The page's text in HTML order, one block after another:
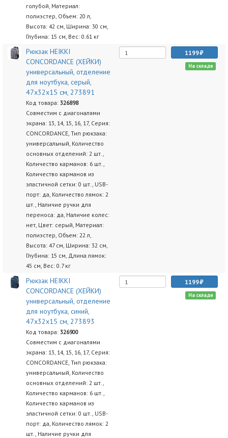
голубой, Материал:
полиэстер, Объем: 20 л,
Высота: 42 см, Ширина: 30 см,
Глубина: 15 см, Вес: 0.61 кг
Рюкзак HEIKKI
CONCORDANCE (ХЕЙКИ)
универсальный, отделение
для ноутбука, серый,
47x32x15 см, 273891
Код товара: 326898
Совместим с диагоналями
экрана: 13, 14, 15, 16, 17, Серия:
CONCORDANCE, Тип рюкзака:
универсальный, Количество
основных отделений: 2 шт.,
Количество карманов: 6 шт.,
Количество карманов из
эластичной сетки: 0 шт., USB-
порт: да, Количество лямок: 2
шт., Наличие ручки для
переноса: да, Наличие колес:
нет, Цвет: серый, Материал:
полиэстер, Объем: 22 л,
Высота: 47 см, Ширина: 32 см,
Глубина: 15 см, Длина лямок:
45 см, Вес: 0.7 кг
1199
На складе
Рюкзак HEIKKI
CONCORDANCE (ХЕЙКИ)
универсальный, отделение
для ноутбука, синий,
47x32x15 см, 273893
Код товара: 326900
Совместим с диагоналями
экрана: 13, 14, 15, 16, 17, Серия:
CONCORDANCE, Тип рюкзака:
универсальный, Количество
основных отделений: 2 шт.,
Количество карманов: 6 шт.,
Количество карманов из
эластичной сетки: 0 шт., USB-
порт: да, Количество лямок: 2
шт., Наличие ручки для
1199
На складе